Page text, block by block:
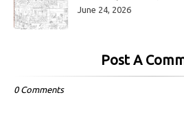
June 24, 2026
Post A
0 Comments